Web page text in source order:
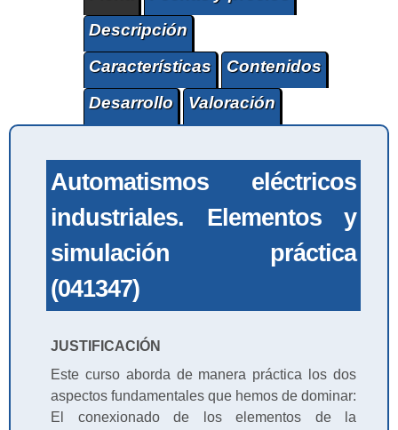
Descripción
Características
Contenidos
Desarrollo
Valoración
Automatismos eléctricos
industriales. Elementos y
simulación práctica
(041347)
JUSTIFICACIÓN
Este curso aborda de manera práctica los dos
aspectos fundamentales que hemos de dominar:
El conexionado de los elementos de la